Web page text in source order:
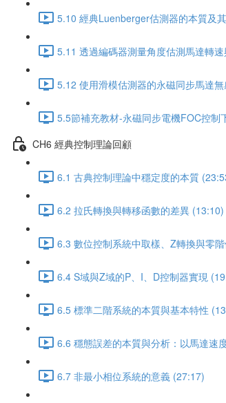
5.10 經典Luenberger估測器的本質及
5.11 透過編碼器測量角度估測馬達轉
5.12 使用滑模估測器的永磁同步馬達
5.5節補充教材-永磁同步電機FOC控
CH6 經典控制理論回顧
6.1 古典控制理論中穩定度的本質
6.2 拉氏轉換與轉移函數的差異 (13:10)
6.3 數位控制系統中取樣、Z轉換與零
6.4 S域與Z域的P、I、D控制器實現
6.5 標準二階系統的本質與基本特性
6.6 穩態誤差的本質與分析：以馬達速
6.7 非最小相位系統的意義 (27:17)